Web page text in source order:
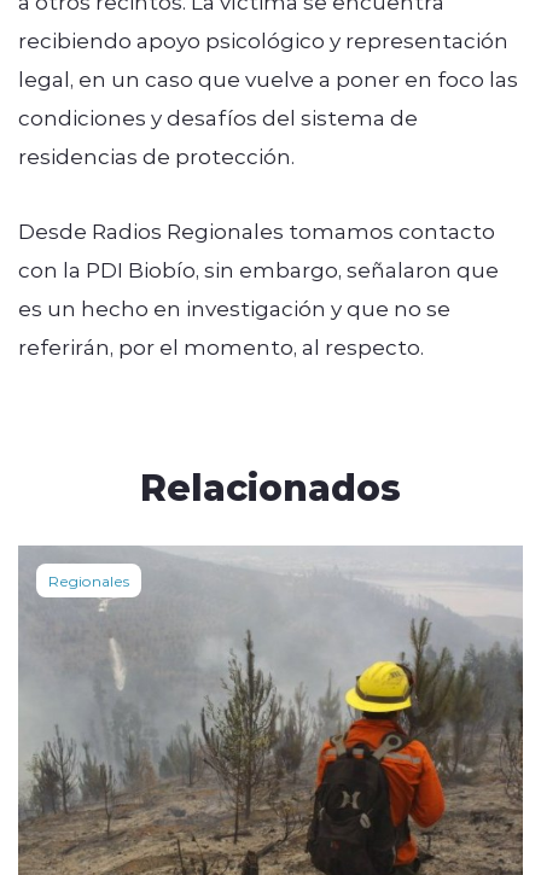
recibiendo apoyo psicológico y representación
legal, en un caso que vuelve a poner en foco las
condiciones y desafíos del sistema de
residencias de protección.
Desde Radios Regionales tomamos contacto
con la PDI Biobío, sin embargo, señalaron que
es un hecho en investigación y que no se
referirán, por el momento, al respecto.
Relacionados
Regionales